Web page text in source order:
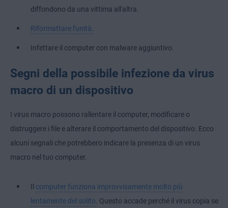
diffondono da una vittima all'altra.
Riformattare l'unità.
Infettare il computer con malware aggiuntivo.
Segni della possibile infezione da virus
macro di un dispositivo
I virus macro possono rallentare il computer, modificare o
distruggere i file e alterare il comportamento del dispositivo. Ecco
alcuni segnali che potrebbero indicare la presenza di un virus
macro nel tuo computer.
Il computer funziona improvvisamente molto più
lentamente del solito. Questo accade perché il virus copia se